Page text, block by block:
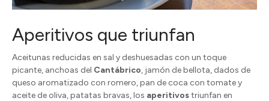
Aperitivos que triunfan
Aceitunas reducidas en sal y deshuesadas con un toque
picante, anchoas del Cantábrico, jamón de bellota, dados de
queso aromatizado con romero, pan de coca con tomate y
aceite de oliva, patatas bravas, los aperitivostriunfan en